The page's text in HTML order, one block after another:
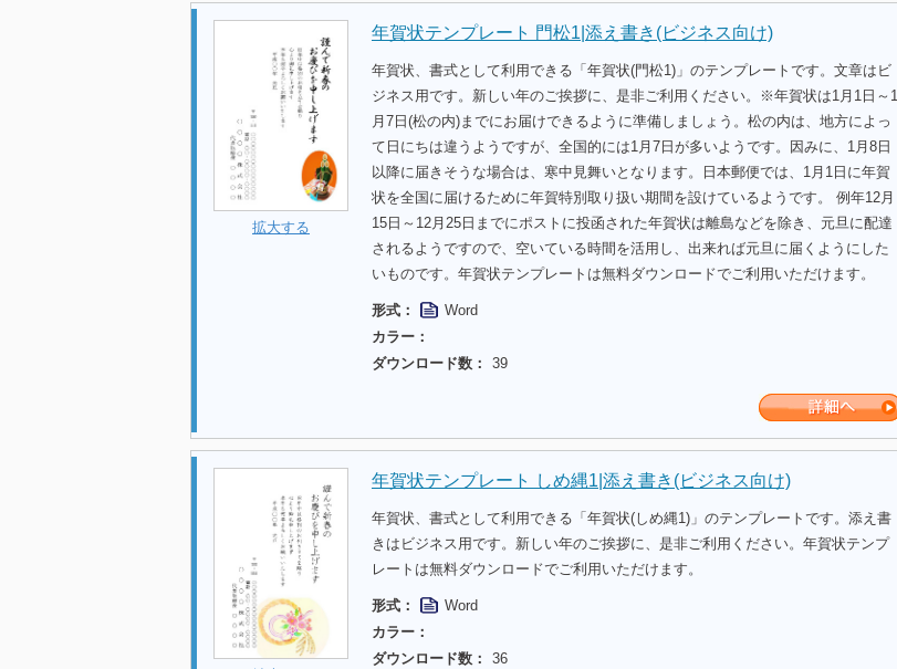
拡大する
年賀状テンプレート 門松1|添え書き(ビジネス向け)
年賀状、書式として利用できる「年賀状(門松1)」のテンプレートです。文章はビ
ジネス用です。新しい年のご挨拶に、是非ご利用ください。※年賀状は1月1日～1
月7日(松の内)までにお届けできるように準備しましょう。松の内は、地方によっ
て日にちは違うようですが、全国的には1月7日が多いようです。因みに、1月8日
以降に届きそうな場合は、寒中見舞いとなります。日本郵便では、1月1日に年賀
状を全国に届けるために年賀特別取り扱い期間を設けているようです。 例年12月
15日～12月25日までにポストに投函された年賀状は離島などを除き、元旦に配達
されるようですので、空いている時間を活用し、出来れば元旦に届くようにした
いものです。年賀状テンプレートは無料ダウンロードでご利用いただけます。
形式：
Word
カラー：
ダウンロード数：
39
年賀状テンプレート しめ縄1|添え書き(ビジネス向け)
年賀状、書式として利用できる「年賀状(しめ縄1)」のテンプレートです。添え書
きはビジネス用です。新しい年のご挨拶に、是非ご利用ください。年賀状テンプ
レートは無料ダウンロードでご利用いただけます。
形式：
Word
カラー：
ダウンロード数：
36